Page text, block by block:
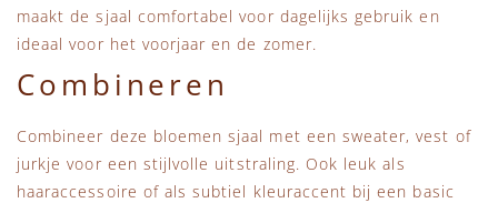
maakt de sjaal comfortabel voor dagelijks gebruik en
ideaal voor het voorjaar en de zomer.
Combineren
Combineer deze bloemen sjaal met een sweater, vest of
jurkje voor een stijlvolle uitstraling. Ook leuk als
haaraccessoire of als subtiel kleuraccent bij een basic